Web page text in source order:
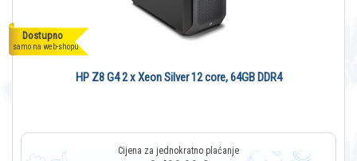
Dostupno
samo na web-shopu
HP Z8 G4 2 x Xeon Silver 12 core, 64GB DDR4